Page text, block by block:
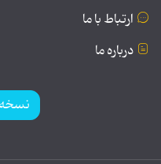
ارتباط با ما
درباره ما